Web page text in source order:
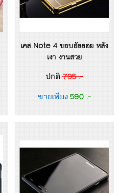
เคส Note 4 ขอบอัลลอย หลัง
เงา งานสวย
ปกติ 795 .-
ขายเพียง 590 .-